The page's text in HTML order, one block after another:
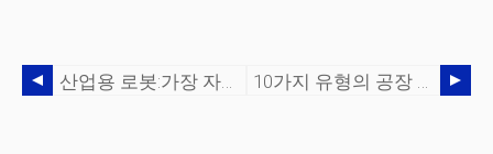
산업용 로봇:가장 자동화된 상위 10개국(IFR) 10가지 유형의 공장 로봇 및 산업 응용